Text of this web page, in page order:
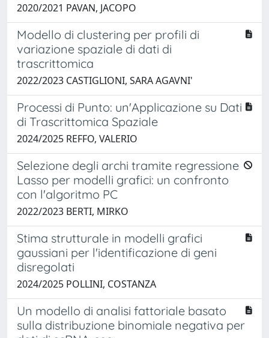
2020/2021 PAVAN, JACOPO
Modello di clustering per profili di
variazione spaziale di dati di
trascrittomica
2022/2023 CASTIGLIONI, SARA AGAVNI'
Processi di Punto: un'Applicazione su Dati
di Trascrittomica Spaziale
2024/2025 REFFO, VALERIO
Selezione degli archi tramite regressione
Lasso per modelli grafici: un confronto
con l'algoritmo PC
2022/2023 BERTI, MIRKO
Stima strutturale in modelli grafici
gaussiani per l'identificazione di geni
disregolati
2024/2025 POLLINI, COSTANZA
Un modello di analisi fattoriale basato
sulla distribuzione binomiale negativa per